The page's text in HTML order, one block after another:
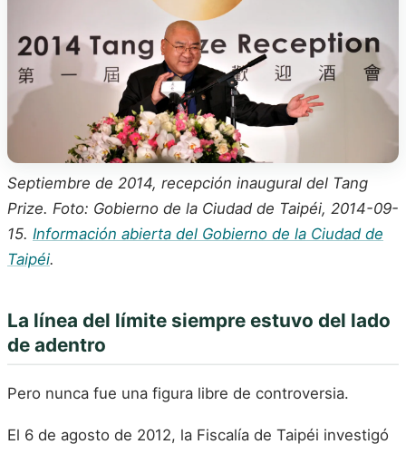
Septiembre de 2014, recepción inaugural del Tang
Prize. Foto: Gobierno de la Ciudad de Taipéi, 2014-09-
15. Información abierta del Gobierno de la Ciudad de
Taipéi.
La línea del límite siempre estuvo del lado
de adentro
Pero nunca fue una figura libre de controversia.
El 6 de agosto de 2012, la Fiscalía de Taipéi investigó